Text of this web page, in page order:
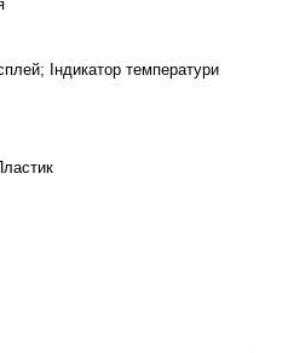
Індикатор температури